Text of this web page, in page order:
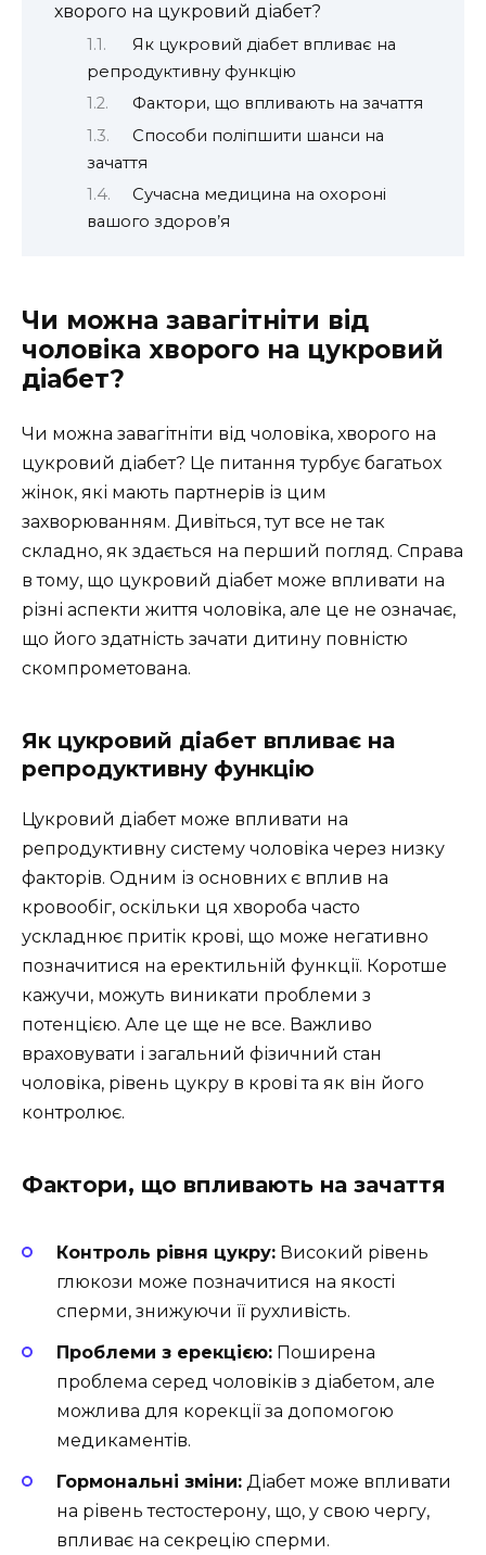
хворого на цукровий діабет?
Як цукровий діабет впливає на
репродуктивну функцію
Фактори, що впливають на зачаття
Способи поліпшити шанси на
зачаття
Сучасна медицина на охороні
вашого здоров’я
Чи можна завагітніти від
чоловіка хворого на цукровий
діабет?
Чи можна завагітніти від чоловіка, хворого на
цукровий діабет? Це питання турбує багатьох
жінок, які мають партнерів із цим
захворюванням. Дивіться, тут все не так
складно, як здається на перший погляд. Справа
в тому, що цукровий діабет може впливати на
різні аспекти життя чоловіка, але це не означає,
що його здатність зачати дитину повністю
скомпрометована.
Як цукровий діабет впливає на
репродуктивну функцію
Цукровий діабет може впливати на
репродуктивну систему чоловіка через низку
факторів. Одним із основних є вплив на
кровообіг, оскільки ця хвороба часто
ускладнює притік крові, що може негативно
позначитися на еректильній функції. Коротше
кажучи, можуть виникати проблеми з
потенцією. Але це ще не все. Важливо
враховувати і загальний фізичний стан
чоловіка, рівень цукру в крові та як він його
контролює.
Фактори, що впливають на зачаття
Контроль рівня цукру: Високий рівень
глюкози може позначитися на якості
сперми, знижуючи її рухливість.
Проблеми з ерекцією: Поширена
проблема серед чоловіків з діабетом, але
можлива для корекції за допомогою
медикаментів.
Гормональні зміни: Діабет може впливати
на рівень тестостерону, що, у свою чергу,
впливає на секрецію сперми.